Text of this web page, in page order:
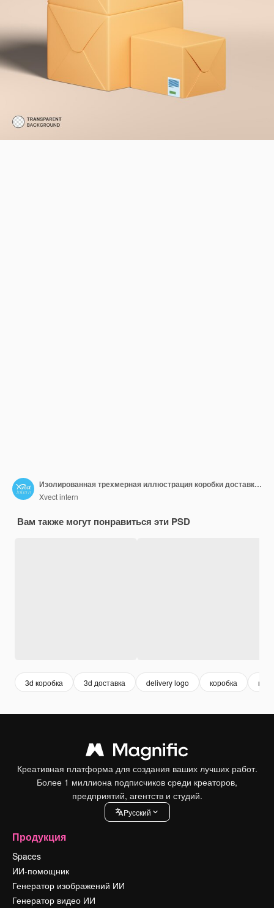
Изолированная трехмерная иллюстрация коробки доставки бумажной посылки
Xvect intern
Вам также могут понравиться эти PSD
3d коробка 3d доставка delivery logo коробка
Креативная платформа для создания ваших лучших работ.
Более 1 миллиона подписчиков среди креаторов,
предприятий, агентств и студий.
Pусский
Продукция
Spaces
ИИ-помощник
Генератор изображений ИИ
Генератор видео ИИ